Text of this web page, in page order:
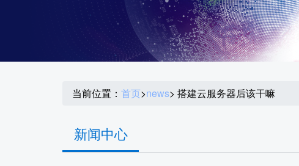
当前位置： 首页>news> 搭建云服务器后该干嘛
新闻中心